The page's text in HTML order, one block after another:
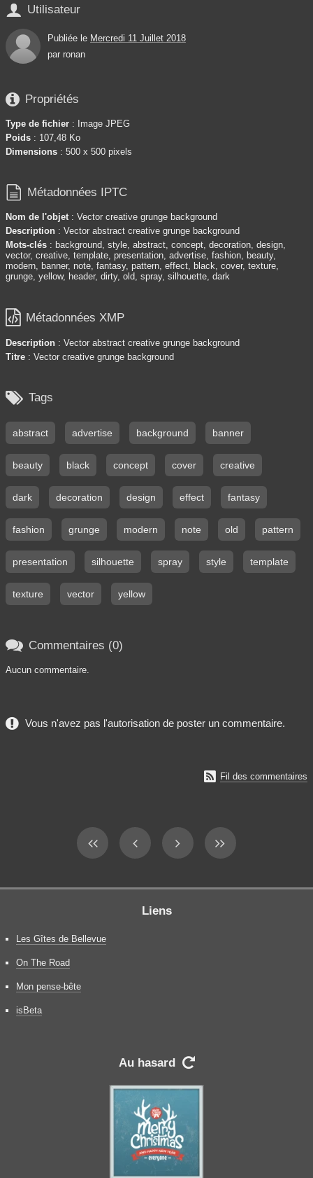
 Utilisateur
Publiée le Mercredi 11 Juillet 2018
par ronan
 Propriétés
Type de fichier : Image JPEG
Poids : 107,48 Ko
Dimensions : 500 x 500 pixels
 Métadonnées IPTC
Nom de l'objet : Vector creative grunge background
Description : Vector abstract creative grunge background
Mots-clés : background, style, abstract, concept, decoration, design,
vector, creative, template, presentation, advertise, fashion, beauty,
modern, banner, note, fantasy, pattern, effect, black, cover, texture,
grunge, yellow, header, dirty, old, spray, silhouette, dark
 Métadonnées XMP
Description : Vector abstract creative grunge background
Titre : Vector creative grunge background
 Tags
abstract advertise background banner
beauty black concept cover creative
dark decoration design effect fantasy
fashion grunge modern note old pattern
presentation silhouette spray style template
texture vector yellow
 Commentaires (0)
Aucun commentaire.
Vous n'avez pas l'autorisation de poster un commentaire.
 Fil des commentaires
Liens
Les Gîtes de Bellevue
On The Road
Mon pense-bête
isBeta
Au hasard 